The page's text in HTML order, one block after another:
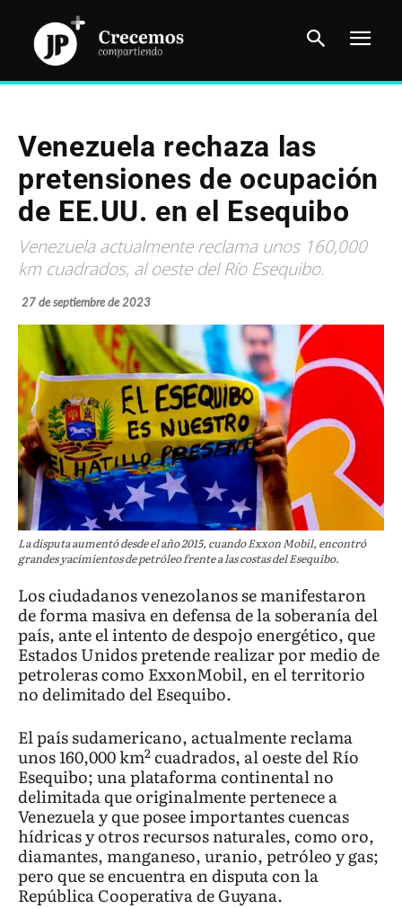
Venezuela rechaza las
pretensiones de ocupación
de EE.UU. en el Esequibo
Venezuela actualmente reclama unos 160,000
km cuadrados, al oeste del Río Esequibo.
27 de septiembre de 2023
La disputa aumentó desde el año 2015, cuando Exxon Mobil, encontró
grandes yacimientos de petróleo frente a las costas del Esequibo.
Los ciudadanos venezolanos se manifestaron
de forma masiva en defensa de la soberanía del
país, ante el intento de despojo energético, que
Estados Unidos pretende realizar por medio de
petroleras como ExxonMobil, en el territorio
no delimitado del Esequibo.
El país sudamericano, actualmente reclama
unos 160,000 km2 cuadrados, al oeste del Río
Esequibo; una plataforma continental no
delimitada que originalmente pertenece a
Venezuela y que posee importantes cuencas
hídricas y otros recursos naturales, como oro,
diamantes, manganeso, uranio, petróleo y gas;
pero que se encuentra en disputa con la
República Cooperativa de Guyana.